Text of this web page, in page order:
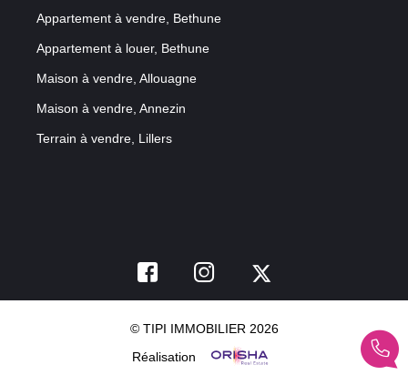
Appartement à vendre, Bethune
Appartement à louer, Bethune
Maison à vendre, Allouagne
Maison à vendre, Annezin
Terrain à vendre, Lillers
© TIPI IMMOBILIER 2026
Réalisation